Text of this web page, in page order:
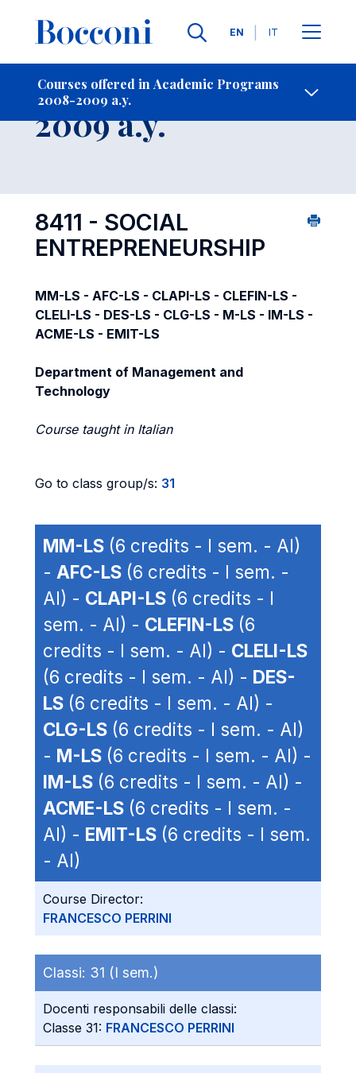
Languages
EN IT
Courses offered in Academic Programs
2008-2009 a.y.
- Contact Us
Course 2008-
2009 a.y.
8411 - SOCIAL
ENTREPRENEURSHIP
MM-LS - AFC-LS - CLAPI-LS - CLEFIN-LS -
CLELI-LS - DES-LS - CLG-LS - M-LS - IM-LS -
ACME-LS - EMIT-LS
Department of Management and
Technology
Course taught in Italian
Go to class group/s: 31
MM-LS (6 credits - I sem. - AI)
- AFC-LS (6 credits - I sem. -
AI) - CLAPI-LS (6 credits - I
sem. - AI) - CLEFIN-LS (6
credits - I sem. - AI) - CLELI-LS
(6 credits - I sem. - AI) - DES-
LS (6 credits - I sem. - AI) -
CLG-LS (6 credits - I sem. - AI)
- M-LS (6 credits - I sem. - AI) -
IM-LS (6 credits - I sem. - AI) -
ACME-LS (6 credits - I sem. -
AI) - EMIT-LS (6 credits - I sem.
- AI)
Course Director:
FRANCESCO PERRINI
Classi: 31 (I sem.)
Docenti responsabili delle classi:
Classe 31: FRANCESCO PERRINI